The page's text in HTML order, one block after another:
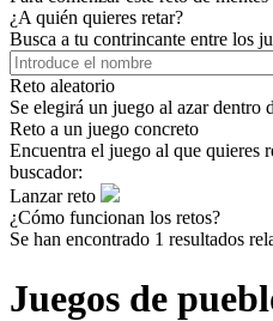
¿A quién quieres retar?
Busca a tu contrincante entre los
Reto aleatorio
Se elegirá un juego al azar dentro
Reto a un juego concreto
Encuentra el juego al que quieres
buscador:
Lanzar reto
¿Cómo funcionan los retos?
Se han encontrado 1 resultados
Juegos de